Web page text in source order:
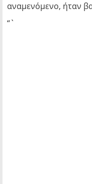
αναμενόμενο, ήταν
“`